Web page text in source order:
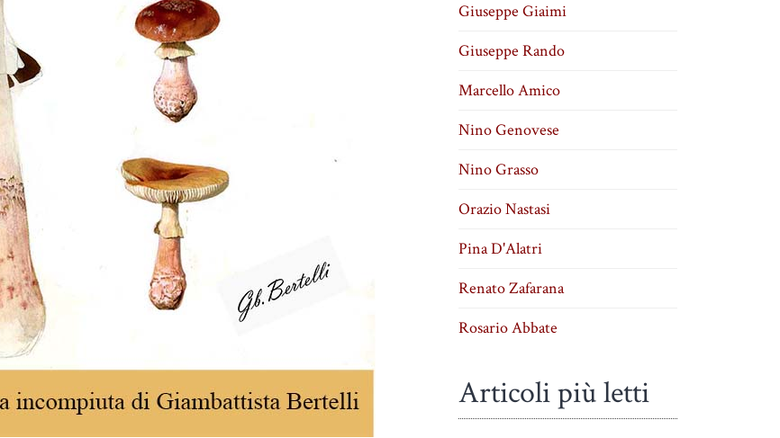
Giuseppe Giaimi
Giuseppe Rando
Marcello Amico
Nino Genovese
Nino Grasso
Orazio Nastasi
Pina D'Alatri
Renato Zafarana
Rosario Abbate
Articoli più letti